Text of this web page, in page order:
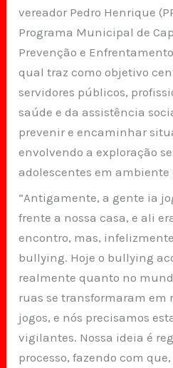
vereador Pedro Henrique
Programa Municipal de
Prevenção e
qual traz como objetivo
servidores públicos,
saúde e da assistência
prevenir e encaminhar
envolvendo a exploração
adolescentes em
“Antigamente, a gente ia
frente a nossa casa, e ali
encontro, mas,
bullying. Hoje o bullying
realmente quanto no
ruas se transformaram em
jogos, e nós precisamos
vigilantes. Nossa ideia é
processo, fazendo com